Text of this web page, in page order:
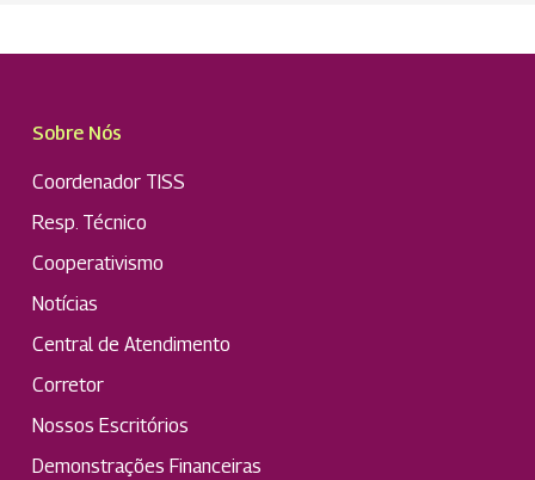
Sobre Nós
Coordenador TISS
Resp. Técnico
Cooperativismo
Notícias
Central de Atendimento
Corretor
Nossos Escritórios
Demonstrações Financeiras